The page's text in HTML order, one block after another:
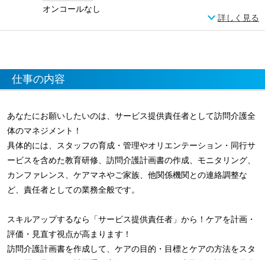
オンコールなし
詳しく見る
仕事の内容
あなたにお願いしたいのは、サービス提供責任者として訪問介護全
体のマネジメント！
具体的には、スタッフの育成・管理やオリエンテーション・同行サ
ービスを含めた教育研修、訪問介護計画書の作成、モニタリング、
カンファレンス、ケアマネやご家族、他関係機関との連絡調整な
ど、責任者としての業務全般です。
スキルアップするなら「サービス提供責任者」から！ケアを計画・
評価・見直す視点が高まります！
訪問介護計画書を作成して、ケアの目的・目標とケアの方法をスタ